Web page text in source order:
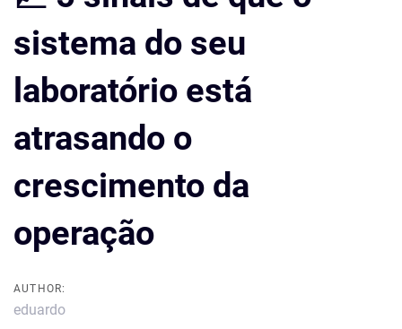
sistema do seu
laboratório está
atrasando o
crescimento da
operação
AUTHOR:
eduardo